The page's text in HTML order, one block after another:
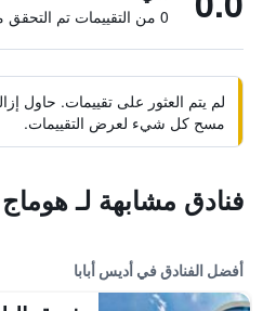
0 من التقييمات تم التحقق منها
لم يتم العثور على تقييمات. حاول
مسح كل شيء لعرض التقييمات.
فنادق مشابهة لـ
أفضل الفنادق في أديس أبابا